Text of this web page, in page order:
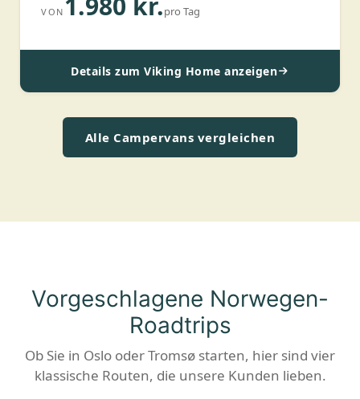
VON pro Tag
Details zum Viking Home anzeigen
Alle Campervans vergleichen
Vorgeschlagene Norwegen-
Roadtrips
Ob Sie in Oslo oder Tromsø starten, hier sind vier
klassische Routen, die unsere Kunden lieben.